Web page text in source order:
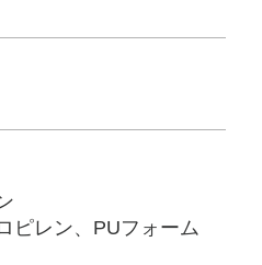
ピレン、PUフォーム